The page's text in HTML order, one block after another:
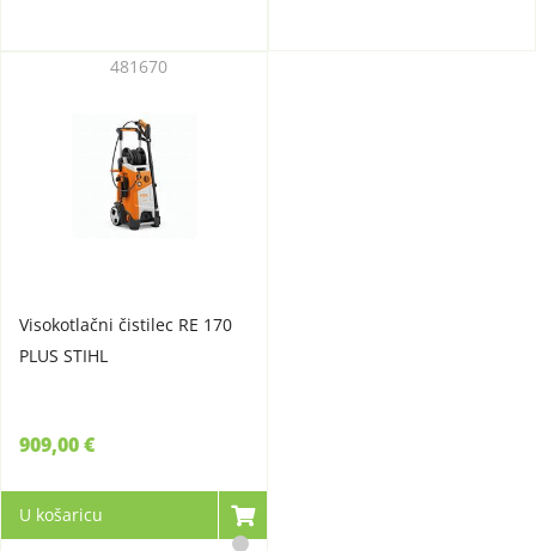
Visokotlačni čistilec RE 170
PLUS STIHL
481670
909,00 €
U košaricu